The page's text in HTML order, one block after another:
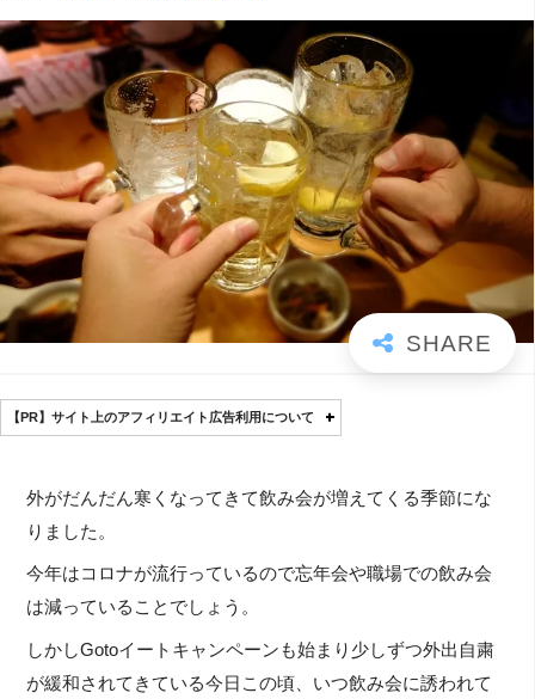
【PR】サイト上のアフィリエイト広告利用について
外がだんだん寒くなってきて飲み会が増えてくる季節にな
りました。
今年はコロナが流行っているので忘年会や職場での飲み会
は減っていることでしょう。
しかしGotoイートキャンペーンも始まり少しずつ外出自粛
が緩和されてきている今日この頃、いつ飲み会に誘われて